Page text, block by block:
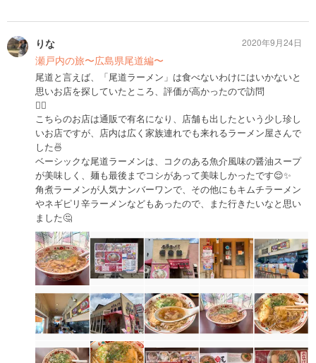
りな
瀬戸内の旅〜広島県尾道編〜
尾道と言えば、「尾道ラーメン」は食べないわけにはいかないと
思いお店を探していたところ、評価が高かったので訪問
✋🏻
こちらのお店は通販で有名になり、店舗も出したという少し珍し
いお店ですが、店内は広く家族連れでも来れるラーメン屋さんで
した🍜
ベーシックな尾道ラーメンは、コクのある魚介風味の醤油スープ
が美味しく、麺も最後までコシがあって美味しかったです😌✨
角煮ラーメンが人気ナンバーワンで、その他にもキムチラーメン
やネギピリ辛ラーメンなどもあったので、また行きたいなと思い
ました🤔
2020年9月24日